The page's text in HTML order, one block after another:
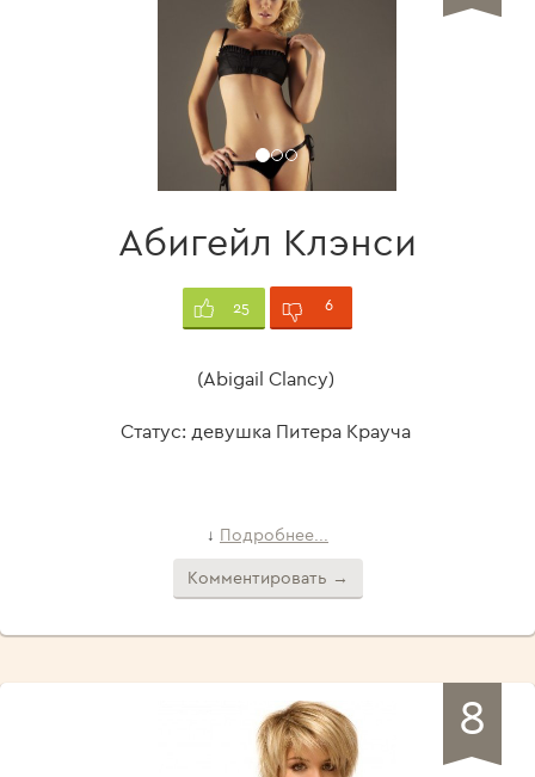
Абигейл Клэнси
25 6
(Abigail Clancy)
Статус: девушка Питера Крауча
↓ Подробнее...
Комментировать →
8